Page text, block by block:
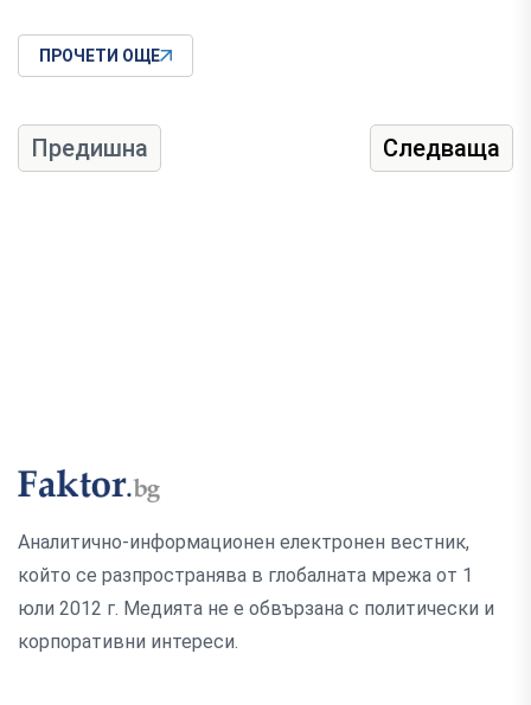
ПРОЧЕТИ ОЩЕ
Предишна Следваща
Аналитично-информационен електронен вестник,
който се разпространява в глобалната мрежа от 1
юли 2012 г. Медията не е обвързана с политически и
корпоративни интереси.